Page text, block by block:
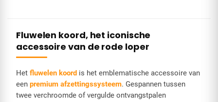
Fluwelen koord, het iconische
accessoire van de rode loper
Het fluwelen koord is het emblematische accessoire van
een premium afzettingssysteem. Gespannen tussen
twee verchroomde of vergulde ontvangstpalen